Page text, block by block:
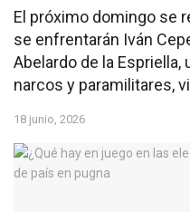
El próximo domingo se
se enfrentarán Iván
Abelardo de la Espriella,
narcos y paramilitares,
18 junio, 2026